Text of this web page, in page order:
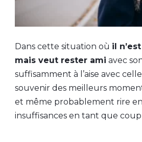
Dans cette situation où il
mais veut rester ami avec
suffisamment à l’aise avec
souvenir des meilleurs
et même probablement rire
insuffisances en tant que